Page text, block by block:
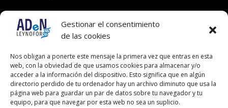
Gestionar el consentimiento
de las cookies
Nos obligan a ponerte este mensaje la primera vez que entras en esta
web, con la obviedad de que usamos cookies para almacenar y/o
acceder a la información del dispositivo. Esto significa que en algún
directorio perdido de tu ordenador hay un archivo diminuto que usa la
página web para guardar un par de datos sobre tu navegador y tu
equipo, para que navegar por esta web no sea un suplicio.